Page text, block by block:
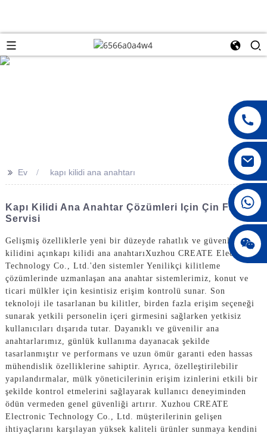
jenny010678
>> Ev kapı kilidi ana anahtarı
Kapı Kilidi Ana Anahtar Çözümleri Için Çin Fabrika
Servisi
Gelişmiş özelliklerle yeni bir düzeyde rahatlık ve güvenliğin
kilidini açınkapı kilidi ana anahtarı Xuzhou CREATE Electronic
Technology Co., Ltd.'den sistemler Yenilikçi kilitleme
çözümlerinde uzmanlaşan ana anahtar sistemlerimiz, konut ve
ticari mülkler için kesintisiz erişim kontrolü sunar. Son
teknoloji ile tasarlanan bu kilitler, birden fazla erişim seçeneği
sunarak yetkili personelin içeri girmesini sağlarken yetkisiz
kullanıcıları dışarıda tutar. Dayanıklı ve güvenilir ana
anahtarlarımız, günlük kullanıma dayanacak şekilde
tasarlanmıştır ve performans ve uzun ömür garanti eden hassas
mühendislik özelliklerine sahiptir. Ayrıca, özelleştirilebilir
yapılandırmalar, mülk yöneticilerinin erişim izinlerini etkili bir
şekilde kontrol etmelerini sağlayarak kullanıcı deneyiminden
ödün vermeden genel güvenliği artırır. Xuzhou CREATE
Electronic Technology Co., Ltd. müşterilerinin gelişen
ihtiyaçlarını karşılayan yüksek kaliteli ürünler sunmaya kendini